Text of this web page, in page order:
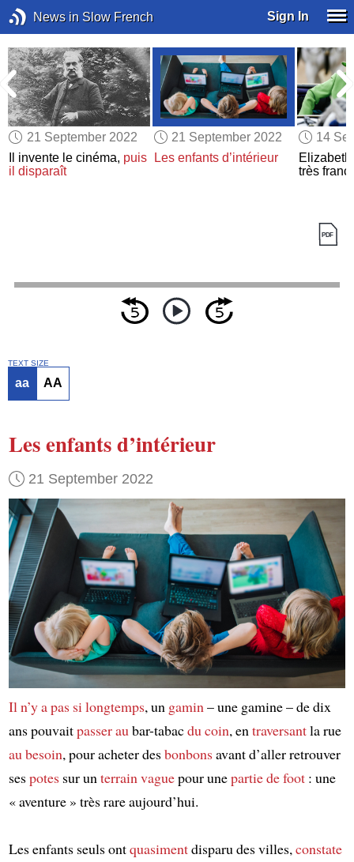
News in Slow French Sign In
21 September 2022
Il invente le cinéma, puis
il disparaît
21 September 2022
Les enfants d’intérieur
14
très
TEXT SIZE
aa AA
Les enfants d’intérieur
21 September 2022
Il n’y a pas si longtemps, un gamin– une gamine – de dix
ans pouvaitpasser aubar-tabacdu coin, entraversantla rue
au besoin, pour acheter desbonbonsavant d’aller retrouver
sespotessur unterrain vaguepour unepartie de foot: une
« aventure » très rare aujourd’hui.
Les enfants seuls ontquasimentdisparu des villes,constate